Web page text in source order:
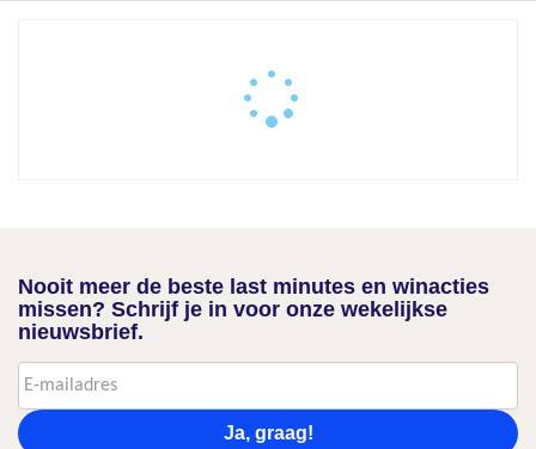
Nooit meer de beste last minutes en winacties
missen? Schrijf je in voor onze wekelijkse
nieuwsbrief.
Ja, graag!